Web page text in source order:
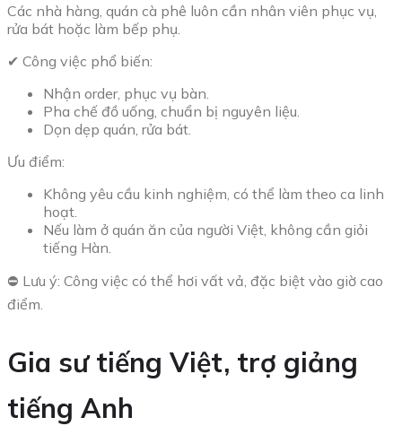
Các nhà hàng, quán cà phê luôn cần nhân viên phục vụ,
rửa bát hoặc làm bếp phụ.
✔ Công việc phổ biến:
Nhận order, phục vụ bàn.
Pha chế đồ uống, chuẩn bị nguyên liệu.
Dọn dẹp quán, rửa bát.
Ưu điểm:
Không yêu cầu kinh nghiệm, có thể làm theo ca linh
hoạt.
Nếu làm ở quán ăn của người Việt, không cần giỏi
tiếng Hàn.
⛔ Lưu ý: Công việc có thể hơi vất vả, đặc biệt vào giờ cao
điểm.
Gia sư tiếng Việt, trợ giảng
tiếng Anh